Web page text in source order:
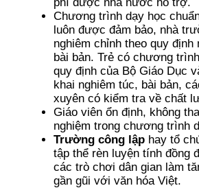
Chương trình dạy học
luôn được đảm bảo, nhà
nghiêm chỉnh theo quy định
bài bản. Trẻ có chương
quy định của Bộ Giáo Dục
khai nghiêm túc, bài bản,
xuyên có kiểm tra về chất
Giáo viên ổn định, không
nghiệm trong chương trình
Trường công lập hay tổ
tập thể rèn luyện tính đồng
các trò chơi dân gian làm
gần gũi với văn hóa Việt.